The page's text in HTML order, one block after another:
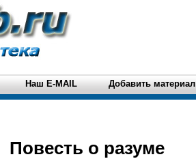
Наш E-MAIL Добавить материал
Повесть о разуме